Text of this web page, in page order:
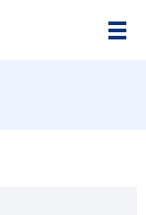
メ